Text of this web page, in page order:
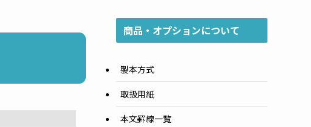
商品・オプションについて
製本方式
取扱用紙
本文罫線一覧